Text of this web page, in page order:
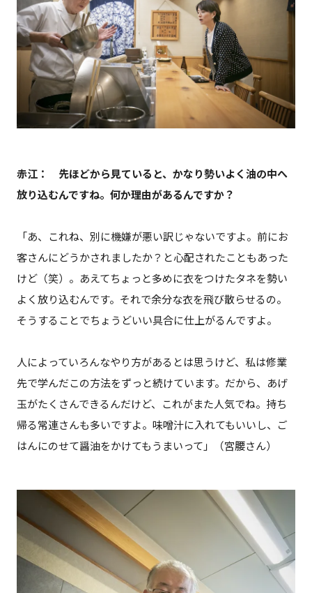
赤江： 先ほどから見ていると、かなり勢いよく油の中へ
放り込むんですね。何か理由があるんですか？
「あ、これね、別に機嫌が悪い訳じゃないですよ。前にお
客さんにどうかされましたか？と心配されたこともあった
けど（笑）。あえてちょっと多めに衣をつけたタネを勢い
よく放り込むんです。それで余分な衣を飛び散らせるの。
そうすることでちょうどいい具合に仕上がるんですよ。
人によっていろんなやり方があるとは思うけど、私は修業
先で学んだこの方法をずっと続けています。だから、あげ
玉がたくさんできるんだけど、これがまた人気でね。持ち
帰る常連さんも多いですよ。味噌汁に入れてもいいし、ご
はんにのせて醤油をかけてもうまいって」（宮腰さん）